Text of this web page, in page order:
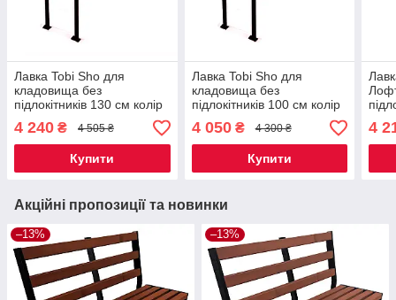
Лавка Tobi Sho для
кладовища без
підлокітників 130 см колір
4 240 ₴ 4 505 ₴
Купити
Лавка Tobi Sho для
кладовища без
підлокітників 100 см колір
4 050₴ 4 300 ₴
Купити
4
Акційні пропозиції та новинки
–13% –13%